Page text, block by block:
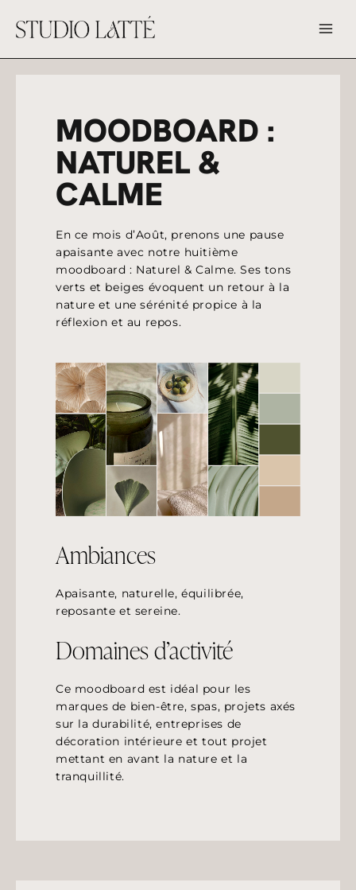
contenu
MOODBOARD :
NATUREL &
CALME
En ce mois d’Août, prenons une pause
apaisante avec notre huitième
moodboard : Naturel & Calme. Ses tons
verts et beiges évoquent un retour à la
nature et une sérénité propice à la
réflexion et au repos.
Ambiances
Apaisante, naturelle, équilibrée,
reposante et sereine.
Domaines d’activité
Ce moodboard est idéal pour les
marques de bien-être, spas, projets axés
sur la durabilité, entreprises de
décoration intérieure et tout projet
mettant en avant la nature et la
tranquillité.